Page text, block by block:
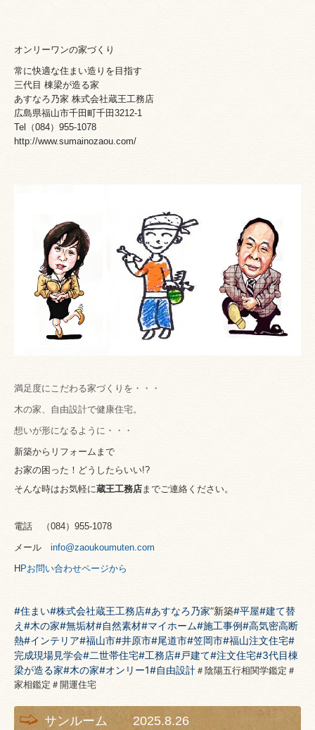
オンリーワンの家づくり
常に快適な住まい造りを目指す
三代目 棟梁が造る家
あすなろ乃家 株式会社蔵王工務店
広島県福山市千田町千田3212-1
Tel（084）955-1078
http://www.sumainozaou.com/
満足度にこだわる家づくりを・・・
木の家、自由設計で健康住宅。
想いが形になるように・・・
新築からリフォームまで
お家の困った！どうしたらいい!?
そんな時はお気軽に蔵王工務店までご連絡ください。
電話 （084） 955-1078
メール info@zaoukoumuten.com
H Pお問い合わせページから
#住まい#株式会社蔵王工務店#あすなろ乃家”新築#平屋#建て替
え #木の家#無垢材#自然素材#マイホーム#施工事例#高気密高断
熱#インテリア#福山市#井原市#尾道市#笠岡市#福山注文住宅#
完成現場見学会#二世帯住宅#工務店#戸建て#注文住宅#3代目棟
梁が造る家#木の家#オンリー1#自由設計 ＃陰陽五行相関学鑑定＃
家相鑑定＃開運住宅
サンルーム 2025.8.26